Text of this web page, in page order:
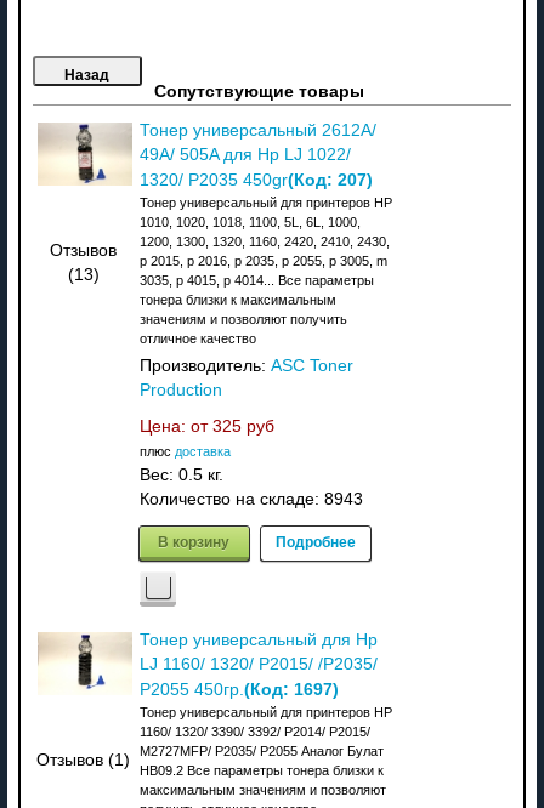
Сопутствующие товары
Отзывов
(13)
Тонер универсальный 2612A/
49A/ 505A для Hp LJ 1022/
1320/ P2035 450gr(Код: 207)
Тонер универсальный для принтеров HP
1010, 1020, 1018, 1100, 5L, 6L, 1000,
1200, 1300, 1320, 1160, 2420, 2410, 2430,
p 2015, p 2016, p 2035, p 2055, p 3005, m
3035, p 4015, p 4014... Все параметры
тонера близки к максимальным
значениям и позволяют получить
отличное качество
Производитель: ASC Toner
Production
Цена: от 325 руб
плюс доставка
Вес: 0.5 кг.
Количество на складе: 8943
В корзину Подробнее
Отзывов (1)
Тонер универсальный для Hp
LJ 1160/ 1320/ P2015/ /P2035/
P2055 450гр.(Код: 1697)
Тонер универсальный для принтеров HP
1160/ 1320/ 3390/ 3392/ P2014/ P2015/
M2727MFP/ P2035/ P2055 Аналог Булат
HB09.2 Все параметры тонера близки к
максимальным значениям и позволяют